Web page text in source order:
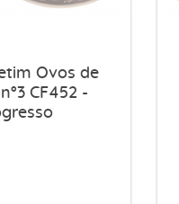
Ovos de
CF452 -